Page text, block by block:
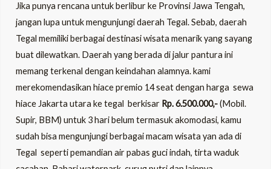
Jika punya rencana untuk berlibur ke Provinsi Jawa Tengah,
jangan lupa untuk mengunjungi daerah Tegal. Sebab, daerah
Tegal memiliki berbagai destinasi wisata menarik yang sayang
buat dilewatkan. Daerah yang berada di jalur pantura ini
memang terkenal dengan keindahan alamnya. kami
merekomendasikan hiace premio 14 seat dengan harga sewa
hiace Jakarta utara ke tegal berkisar Rp. 6.500.000,-(Mobil.
Supir, BBM) untuk 3 hari belum termasuk akomodasi, kamu
sudah bisa mengunjungi berbagai macam wisata yan ada di
Tegal seperti pemandian air pabas guci indah, tirta waduk